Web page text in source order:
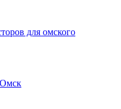
для омского
Омск